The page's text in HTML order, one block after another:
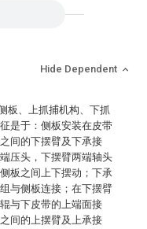
Hide Dependent
板、上抓捕机构、下抓
是于：侧板安装在皮带
间的下摆臂及下承接
压头，下摆臂两端轴头
板之间上下摆动；下承
与侧板连接；在下摆臂
与下皮带的上端面接
间的上摆臂及上承接